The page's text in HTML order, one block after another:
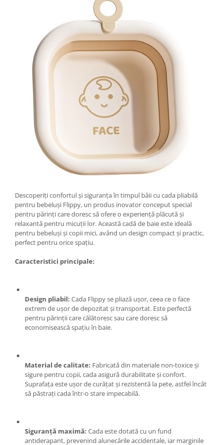
Tractoraș de tuns gazonul
Incubatoare, oparitoare si
deplumatoare
Echipamente pentru animale
Aparate de tuns animale
Piese si accesorii aparate de tuns
animale
Tarcuri animale
Semanatori
Masini batut stalpi si accesorii
Roabe & accesorii
Casute gradina si cutii depozitare
Corturi, Prelate si plase de
umbrire
Lopeti zapada
Zdrobitoare si teascuri
Teascuri
Zdrobitoare electrice
Zdrobitoare manuale
Masini de cusut si accesorii
Articole antidaunatori gradina
Sere si solarii
Unelte altoit
Unelte manuale de gradina -
Stropitori
Masini de maturat manuale
Masini batut stalpi
Descoperiți confortul și siguranța în timpul băii cu cada pliabilă
pentru bebeluși Flippy, un produs inovator conceput special
pentru părinți care doresc să ofere o experiență plăcută și
relaxantă pentru micuții lor. Această cadă de baie este ideală
pentru bebeluși și copii mici, având un design compact și practic,
perfect pentru orice spațiu.
Caracteristici principale:
Design pliabil: Cada Flippy se pliază ușor, ceea ce o face
extrem de ușor de depozitat și transportat. Este perfectă
pentru părinții care călătoresc sau care doresc să
economisească spațiu în baie.
Material de calitate: Fabricată din materiale non-toxice și
sigure pentru copii, cada asigură durabilitate și confort.
Suprafața este ușor de curățat și rezistentă la pete, astfel încât
să păstrați cada într-o stare impecabilă.
Siguranță maximă: Cada este dotată cu un fund
antiderapant, prevenind alunecările accidentale, iar marginile